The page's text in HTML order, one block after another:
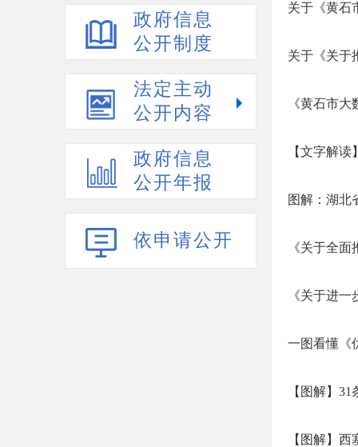
政府信息
公开制度
法定主动
公开内容
政府信息
公开年报
依申请公开
关于《黄石
关于《关于
《黄石市
【文字解
图解：湖北
《关于全
《关于进
一图看懂《
【图解】
【图解】